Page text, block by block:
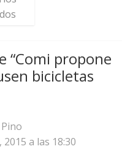
“Comi propone
bicicletas
a las 18:30